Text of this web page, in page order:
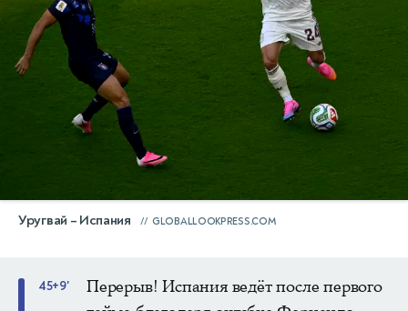
Уругвай – Испания GLOBALLOOKPRESS.COM
45+9'
Перерыв! Испания ведёт после первого